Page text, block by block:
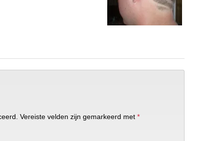
Vereiste velden zijn gemarkeerd met *